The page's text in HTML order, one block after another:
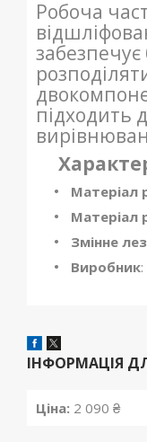
Робоча
підходить
Матеріал
Матеріал
Змінне
Виробник
ІНФОРМАЦІЯ
Ціна: 2 090 ₴